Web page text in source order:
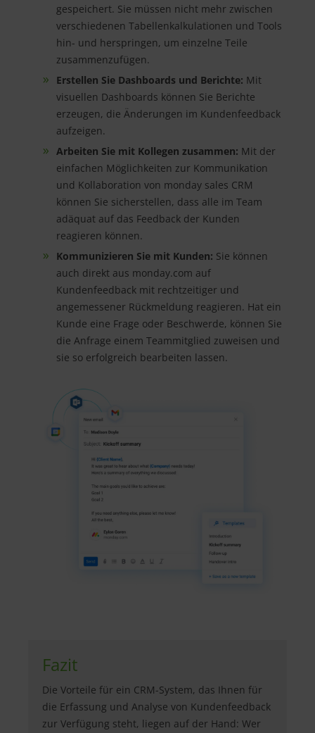
gespeichert. Sie müssen nicht mehr zwischen
verschiedenen Tabellenkalkulationen und Tools
hin- und herspringen, um einzelne Teile
zusammenzufügen.
Erstellen Sie Dashboards und Berichte: Mit
visuellen Dashboards können Sie Berichte
erzeugen, die Änderungen im Kundenfeedback
aufzeigen.
Arbeiten Sie mit Kollegen zusammen: Mit der
einfachen Möglichkeiten zur Kommunikation
und Kollaboration von monday sales CRM
können Sie sicherstellen, dass alle im Team
adäquat auf das Feedback der Kunden
reagieren können.
Kommunizieren Sie mit Kunden: Sie können
auch direkt aus monday.com auf
Kundenfeedback mit rechtzeitiger und
angemessener Rückmeldung reagieren. Hat ein
Kunde eine Frage oder Beschwerde, können Sie
die Anfrage einem Teammitglied zuweisen und
sie so erfolgreich bearbeiten lassen.
Fazit
Die Vorteile für ein CRM-System, das Ihnen für
die Erfassung und Analyse von Kundenfeedback
zur Verfügung steht, liegen auf der Hand: Wer